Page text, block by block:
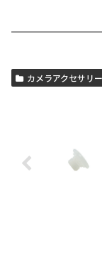
カメラアクセサリー